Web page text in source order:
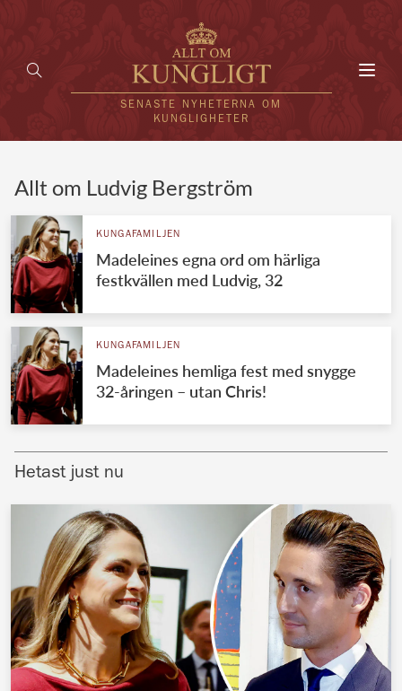
SENASTE NYHETERNA OM
KUNGLIGHETER
UTLÄNDSKT
VÄRLDENS KUNGAHUS
Svenska kungahuset
Brittiska kungahuset
Nederländska kungahuset
Belgiska kungahuset
Jordanska kungahuset
Luxemburgska storhertighuset
Japanska kejsarhuset
Thailändska kungahuset
REDAKTION
Allt om Ludvig Bergström
KUNGAFAMILJEN
Madeleines egna ord om härliga
festkvällen med Ludvig, 32
KUNGAFAMILJEN
Madeleines hemliga fest med snygge
32-åringen – utan Chris!
Hetast just nu